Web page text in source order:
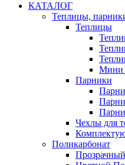
КАТАЛОГ
Теплицы,
Теплицы
Мини
Парники
Чехлы для
Поликарбонат